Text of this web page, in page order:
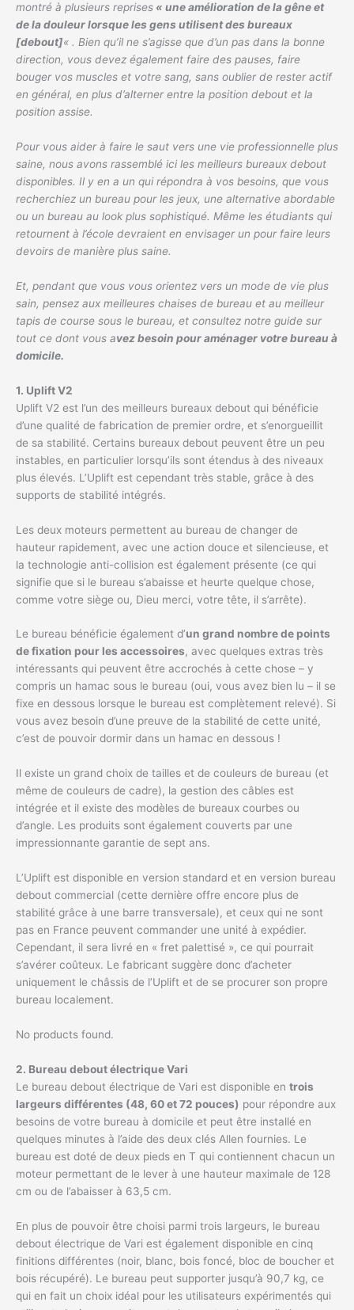
montré à plusieurs reprises « une amélioration de la gêne et
de la douleur lorsque les gens utilisent des bureaux
[debout]« . Bien qu’il ne s’agisse que d’un pas dans la bonne
direction, vous devez également faire des pauses, faire
bouger vos muscles et votre sang, sans oublier de rester actif
en général, en plus d’alterner entre la position debout et la
position assise.
Pour vous aider à faire le saut vers une vie professionnelle plus
saine, nous avons rassemblé ici les meilleurs bureaux debout
disponibles. Il y en a un qui répondra à vos besoins, que vous
recherchiez un bureau pour les jeux, une alternative abordable
ou un bureau au look plus sophistiqué. Même les étudiants qui
retournent à l’école devraient en envisager un pour faire leurs
devoirs de manière plus saine.
Et, pendant que vous vous orientez vers un mode de vie plus
sain, pensez aux meilleures chaises de bureau et au meilleur
tapis de course sous le bureau, et consultez notre guide sur
tout ce dont vous avez besoin pour aménager votre bureau à
domicile.
1. Uplift V2
Uplift V2 est l’un des meilleurs bureaux debout qui bénéficie
d’une qualité de fabrication de premier ordre, et s’enorgueillit
de sa stabilité. Certains bureaux debout peuvent être un peu
instables, en particulier lorsqu’ils sont étendus à des niveaux
plus élevés. L’Uplift est cependant très stable, grâce à des
supports de stabilité intégrés.
Les deux moteurs permettent au bureau de changer de
hauteur rapidement, avec une action douce et silencieuse, et
la technologie anti-collision est également présente (ce qui
signifie que si le bureau s’abaisse et heurte quelque chose,
comme votre siège ou, Dieu merci, votre tête, il s’arrête).
Le bureau bénéficie également d’un grand nombre de points
de fixation pour les accessoires, avec quelques extras très
intéressants qui peuvent être accrochés à cette chose – y
compris un hamac sous le bureau (oui, vous avez bien lu – il se
fixe en dessous lorsque le bureau est complètement relevé). Si
vous avez besoin d’une preuve de la stabilité de cette unité,
c’est de pouvoir dormir dans un hamac en dessous !
Il existe un grand choix de tailles et de couleurs de bureau (et
même de couleurs de cadre), la gestion des câbles est
intégrée et il existe des modèles de bureaux courbes ou
d’angle. Les produits sont également couverts par une
impressionnante garantie de sept ans.
L’Uplift est disponible en version standard et en version bureau
debout commercial (cette dernière offre encore plus de
stabilité grâce à une barre transversale), et ceux qui ne sont
pas en France peuvent commander une unité à expédier.
Cependant, il sera livré en « fret palettisé », ce qui pourrait
s’avérer coûteux. Le fabricant suggère donc d’acheter
uniquement le châssis de l’Uplift et de se procurer son propre
bureau localement.
No products found.
2. Bureau debout électrique Vari
Le bureau debout électrique de Vari est disponible en trois
largeurs différentes (48, 60 et 72 pouces) pour répondre aux
besoins de votre bureau à domicile et peut être installé en
quelques minutes à l’aide des deux clés Allen fournies. Le
bureau est doté de deux pieds en T qui contiennent chacun un
moteur permettant de le lever à une hauteur maximale de 128
cm ou de l’abaisser à 63,5 cm.
En plus de pouvoir être choisi parmi trois largeurs, le bureau
debout électrique de Vari est également disponible en cinq
finitions différentes (noir, blanc, bois foncé, bloc de boucher et
bois récupéré). Le bureau peut supporter jusqu’à 90,7 kg, ce
qui en fait un choix idéal pour les utilisateurs expérimentés qui